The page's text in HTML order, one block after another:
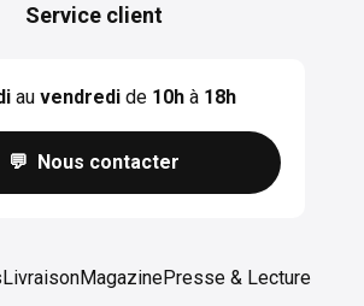
Service client
au vendredide 10hà 18h
💬 Nous contacter
LivraisonMagazinePresse & Lecture